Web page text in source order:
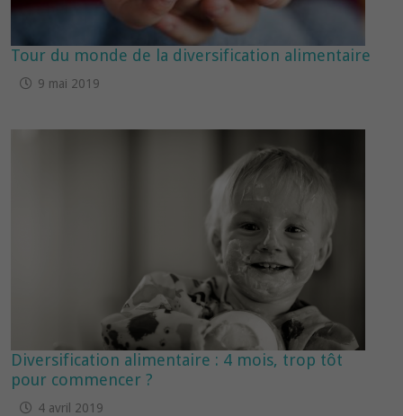
Tour du monde de la diversification alimentaire
9 mai 2019
Diversification alimentaire : 4 mois, trop tôt
pour commencer ?
4 avril 2019